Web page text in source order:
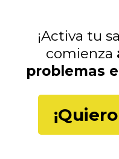
¡Activa tu
comienza
problemas